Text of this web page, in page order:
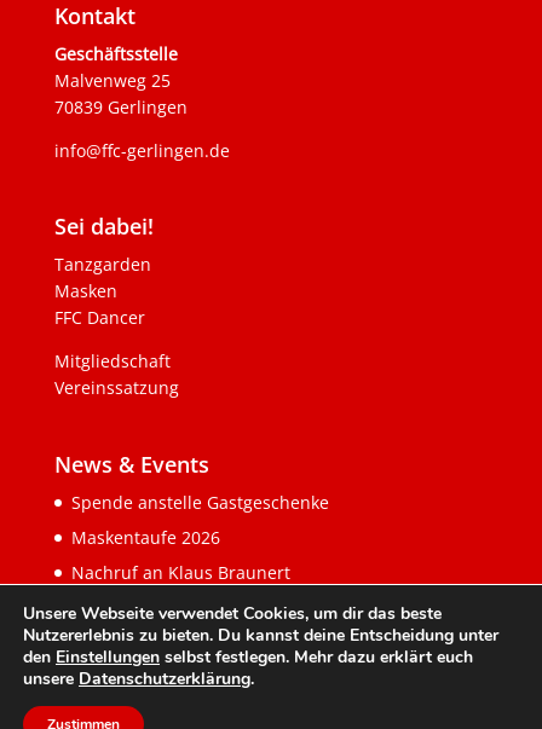
Kontakt
Geschäftsstelle
Malvenweg 25
70839 Gerlingen
info@ffc-gerlingen.de
Sei dabei!
Tanzgarden
Masken
FFC Dancer
Mitgliedschaft
Vereinssatzung
News & Events
Spende anstelle Gastgeschenke
Maskentaufe 2026
Nachruf an Klaus Braunert
Unsere Webseite verwendet Cookies, um dir das beste
Nutzererlebnis zu bieten. Du kannst deine Entscheidung unter
den Einstellungen selbst festlegen. Mehr dazu erklärt euch
unsere Datenschutzerklärung.
Zustimmen